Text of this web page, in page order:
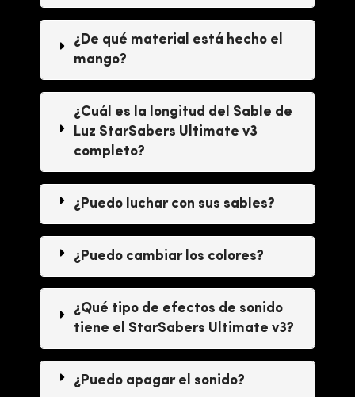
¿De qué material está hecho el
mango?
¿Cuál es la longitud del Sable de
Luz StarSabers Ultimate v3
completo?
¿Puedo luchar con sus sables?
¿Puedo cambiar los colores?
¿Qué tipo de efectos de sonido
tiene el StarSabers Ultimate v3?
¿Puedo apagar el sonido?